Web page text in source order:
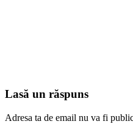
Lasă un răspuns
Adresa ta de email nu va fi